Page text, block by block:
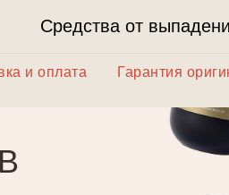
Средства от
и оплата
Гарантия